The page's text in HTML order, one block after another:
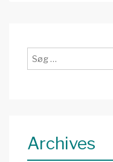
efter:
Archives